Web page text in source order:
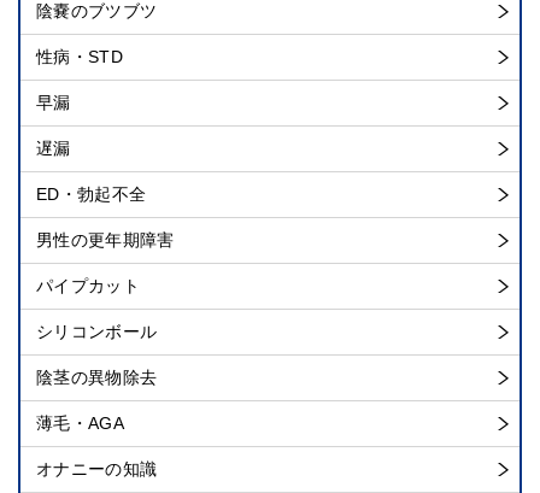
陰嚢のブツブツ
性病・STD
早漏
遅漏
ED・勃起不全
男性の更年期障害
パイプカット
シリコンボール
陰茎の異物除去
薄毛・AGA
オナニーの知識